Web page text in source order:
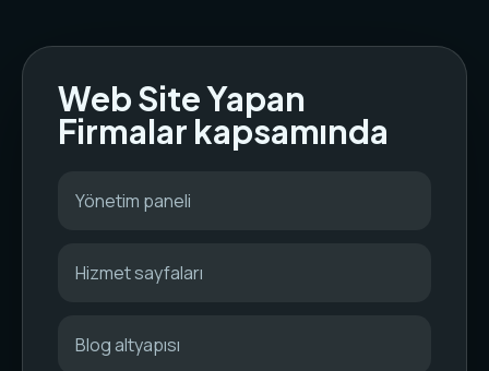
Web Site Yapan
Firmalar kapsamında
Yönetim paneli
Hizmet sayfaları
Blog altyapısı